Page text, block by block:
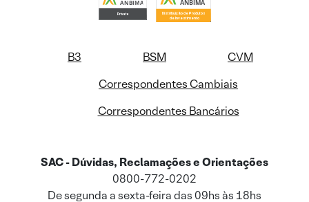
B3 BSM
CVM
Correspondentes Cambiais
Correspondentes Bancários
SAC - Dúvidas, Reclamações e Orientações
0800-772-0202
De segunda a sexta-feira das 09hs às 18hs